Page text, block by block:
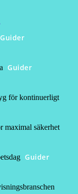
Guider
Guider
för kontinuerligt
maximal säkerhet
Guider